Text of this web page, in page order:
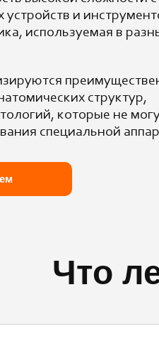
устройств и
используемая в
структур,
которые не
специальной
Что